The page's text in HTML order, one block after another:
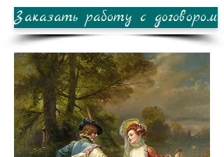
Заказать работу с договором